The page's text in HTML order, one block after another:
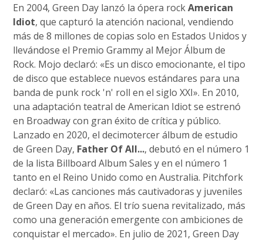
En 2004, Green Day lanzó la ópera rockAmerican
Idiot, que capturó la atención nacional, vendiendo
más de 8 millones de copias solo en Estados Unidos y
llevándose el Premio Grammy al Mejor Álbum de
Rock. Mojo declaró: «Es un disco emocionante, el tipo
de disco que establece nuevos estándares para una
banda de punk rock 'n' roll en el siglo XXI». En 2010,
una adaptación teatral de American Idiot se estrenó
en Broadway con gran éxito de crítica y público.
Lanzado en 2020, el decimotercer álbum de estudio
de Green Day, Father Of All..., debutó en el número 1
de la lista Billboard Album Sales y en el número 1
tanto en el Reino Unido como en Australia. Pitchfork
declaró: «Las canciones más cautivadoras y juveniles
de Green Day en años. El trío suena revitalizado, más
como una generación emergente con ambiciones de
conquistar el mercado». En julio de 2021, Green Day